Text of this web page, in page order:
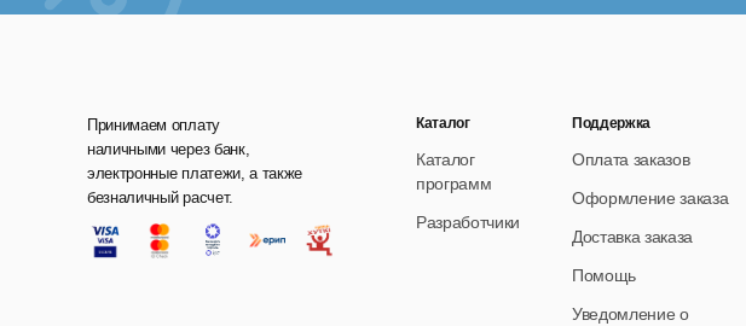
Принимаем оплату
наличными через банк,
электронные платежи, а также
безналичный расчет.
Каталог
Каталог
программ
Разработчики
Поддержка
Оплата заказов
Оформление заказа
Доставка заказа
Помощь
Уведомление о